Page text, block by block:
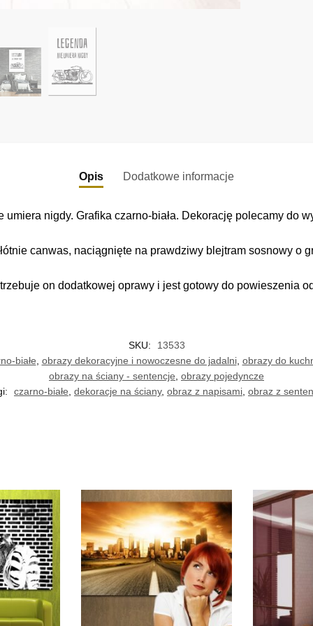
Opis Dodatkowe informacje
nigdy. Grafika czarno-biała. Dekorację polecamy do
canwas, naciągnięte na prawdziwy blejtram sosnowy o
on dodatkowej oprawy i jest gotowy do powieszenia
SKU:
13533
białe obrazy dekoracyjne i nowoczesne do jadalni, obrazy do
obrazy na ściany - sentencje obrazy pojedyncze
czarno-białe dekoracje na ściany, obraz z napisami obraz z